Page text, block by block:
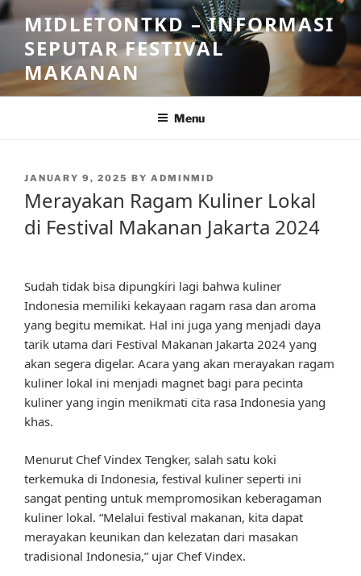
Skip
to
content
MIDLETONTKD – INFORMASI
SEPUTAR FESTIVAL
MAKANAN
Menu
POSTED
JANUARY 9, 2025 BY ADMINMID
Merayakan Ragam Kuliner Lokal
di Festival Makanan Jakarta 2024
Sudah tidak bisa dipungkiri lagi bahwa kuliner
Indonesia memiliki kekayaan ragam rasa dan aroma
yang begitu memikat. Hal ini juga yang menjadi daya
tarik utama dari Festival Makanan Jakarta 2024 yang
akan segera digelar. Acara yang akan merayakan ragam
kuliner lokal ini menjadi magnet bagi para pecinta
kuliner yang ingin menikmati cita rasa Indonesia yang
khas.
Menurut Chef Vindex Tengker, salah satu koki
terkemuka di Indonesia, festival kuliner seperti ini
sangat penting untuk mempromosikan keberagaman
kuliner lokal. “Melalui festival makanan, kita dapat
merayakan keunikan dan kelezatan dari masakan
tradisional Indonesia,” ujar Chef Vindex.